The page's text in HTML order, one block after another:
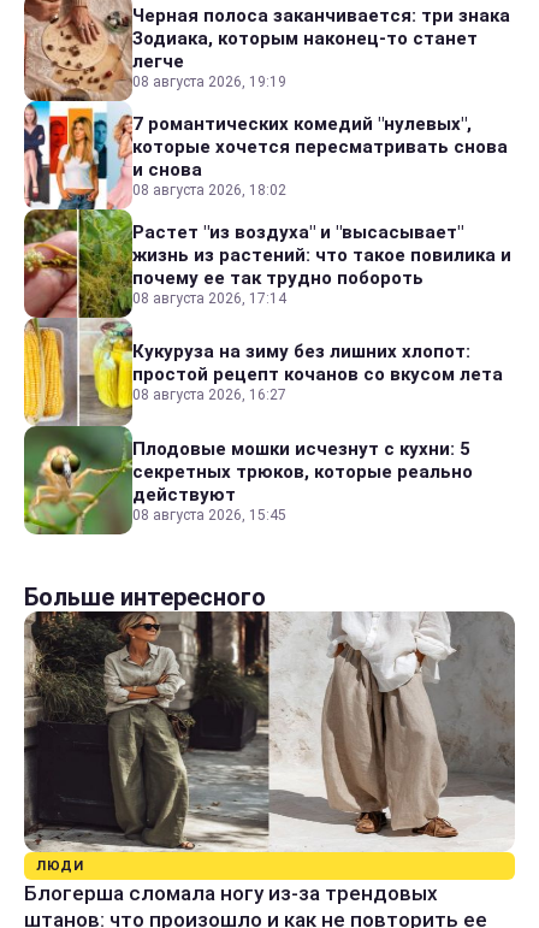
Черная полоса заканчивается: три знака
Зодиака, которым наконец-то станет
легче
08 августа 2026, 19:19
7 романтических комедий "нулевых",
которые хочется пересматривать снова
и снова
08 августа 2026, 18:02
Растет "из воздуха" и "высасывает"
жизнь из растений: что такое повилика и
почему ее так трудно побороть
08 августа 2026, 17:14
Кукуруза на зиму без лишних хлопот:
простой рецепт кочанов со вкусом лета
08 августа 2026, 16:27
Плодовые мошки исчезнут с кухни: 5
секретных трюков, которые реально
действуют
08 августа 2026, 15:45
Больше интересного
ЛЮДИ
Блогерша сломала ногу из-за трендовых
штанов: что произошло и как не повторить ее